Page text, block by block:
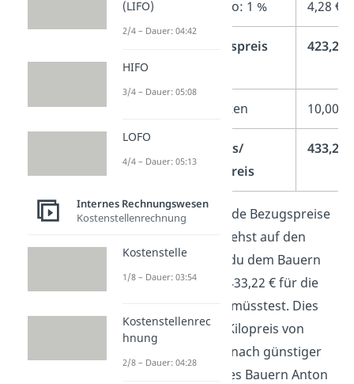
– Lieferskonto: 1 % 4,28 €
Bareinkaufspreis
423,22
Bezugskosten 10,00 €
Bezugspreis/
Einstandspreis
433,22
Nun kannst du beide Bezugspreise
vergleichen und siehst auf den
ersten Blick, dass du dem Bauern
Bernd insgesamt 433,22 € für die
Erdbeeren zahlen müsstest. Dies
entspricht einem Kilopreis von
4,33 € und ist demnach günstiger
als das Angebot des Bauern Anton
(LIFO)
2/4 – Dauer: 04:42
HIFO
3/4 – Dauer: 05:08
LOFO
4/4 – Dauer: 05:13
Internes Rechnungswesen
Kostenstellenrechnung
Kostenstelle
1/8 – Dauer: 03:54
Kostenstellenrec
hnung
2/8 – Dauer: 04:28